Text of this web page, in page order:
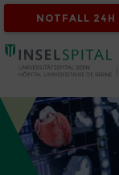
NOTFALL 24H